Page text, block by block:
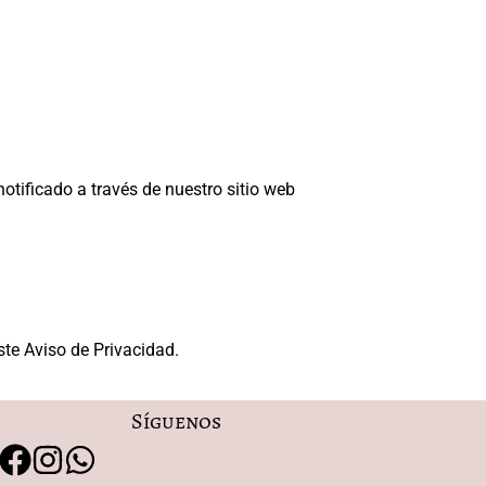
a través de nuestro sitio web
Aviso de Privacidad.
Síguenos